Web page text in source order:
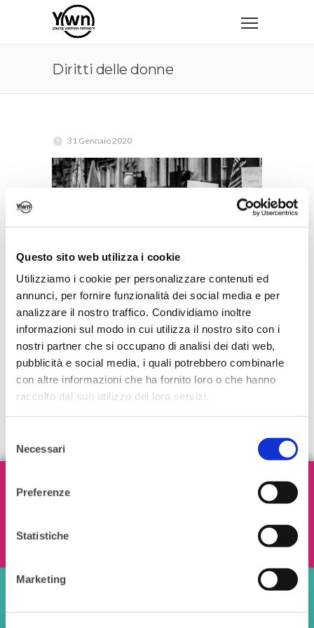
Questo sito web utilizza i cookie
Utilizziamo i cookie per personalizzare contenuti ed
annunci, per fornire funzionalità dei social media e per
analizzare il nostro traffico. Condividiamo inoltre
informazioni sul modo in cui utilizza il nostro sito con i
nostri partner che si occupano di analisi dei dati web,
pubblicità e social media, i quali potrebbero combinarle
con altre informazioni che ha fornito loro o che hanno
raccolto dal suo utilizzo dei loro servizi.
delNecessari
Preferenze
Statistiche
Marketing
Diritti delle donne
31 Gennaio 2020